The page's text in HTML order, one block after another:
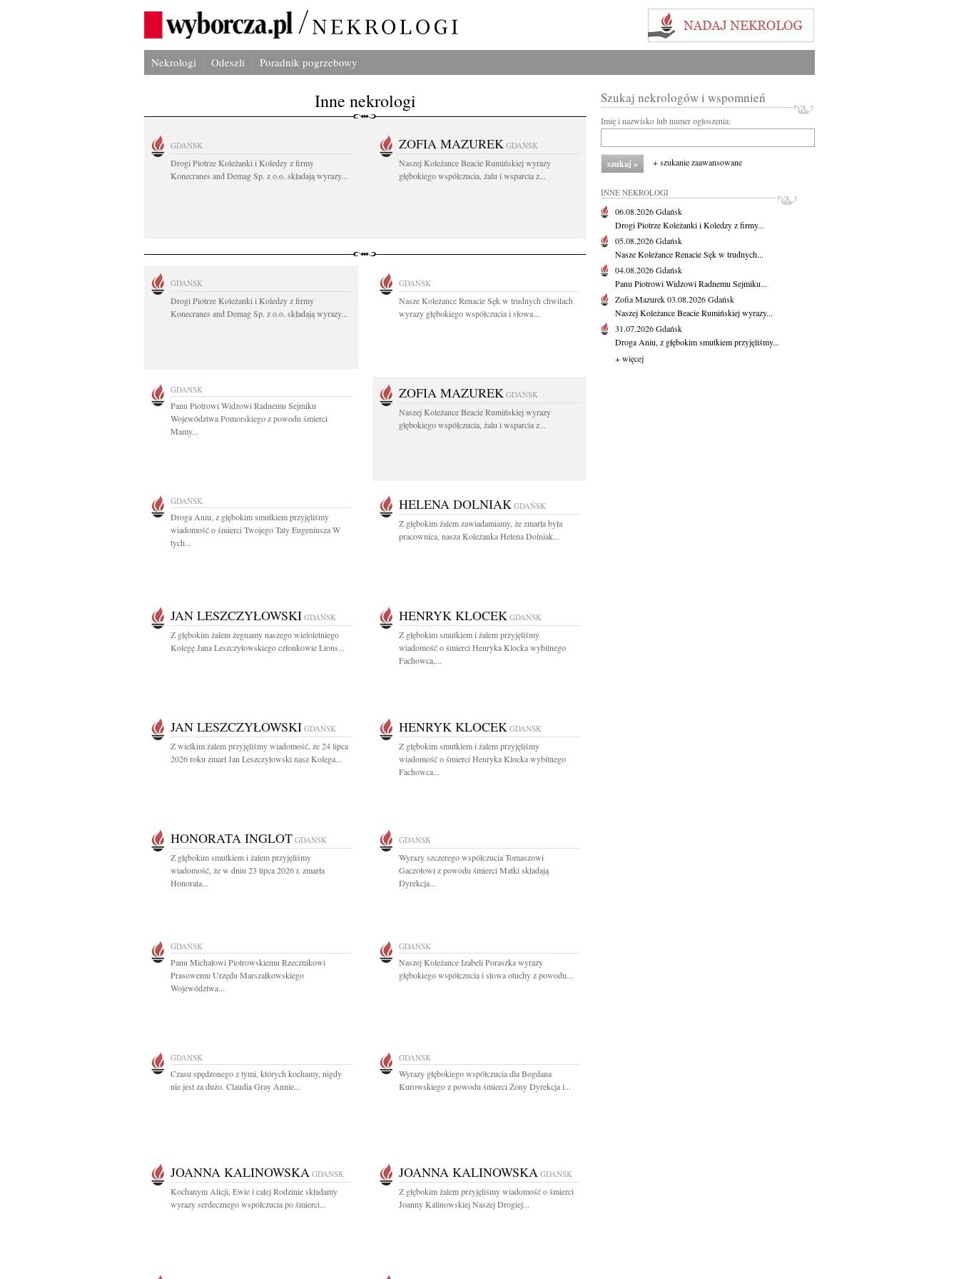
Nekrologi Odeszli Poradnik pogrzebowy
Inne nekrologi
GDAŃSK
Drogi Piotrze Koleżanki i Koledzy z firmy
Konecranes and Demag Sp. z o.o. składają wyrazy...
ZOFIA MAZUREK GDAŃSK
Naszej Koleżance Beacie Rumińskiej wyrazy
głębokiego współczucia, żalu i wsparcia z...
GDAŃSK
Drogi Piotrze Koleżanki i Koledzy z firmy
Konecranes and Demag Sp. z o.o. składają wyrazy...
GDAŃSK
Nasze Koleżance Renacie Sęk w trudnych chwilach
wyrazy głębokiego współczucia i słowa...
GDAŃSK
Panu Piotrowi Widzowi Radnemu Sejmiku
Województwa Pomorskiego z powodu śmierci
Mamy...
ZOFIA MAZUREK GDAŃSK
Naszej Koleżance Beacie Rumińskiej wyrazy
głębokiego współczucia, żalu i wsparcia z...
GDAŃSK
Droga Aniu, z głębokim smutkiem przyjęliśmy
wiadomość o śmierci Twojego Taty Eugeniusza W
tych...
HELENA DOLNIAK GDAŃSK
Z głębokim żalem zawiadamiamy, że zmarła była
pracownica, nasza Koleżanka Helena Dolniak...
JAN LESZCZYŁOWSKI GDAŃSK
Z głębokim żalem żegnamy naszego wieloletniego
Kolegę Jana Leszczyłowskiego członkowie Lions...
HENRYK KLOCEK GDAŃSK
Z głębokim smutkiem i żalem przyjęliśmy
wiadomość o śmierci Henryka Klocka wybitnego
Fachowca,...
JAN LESZCZYŁOWSKI GDAŃSK
Z wielkim żalem przyjęliśmy wiadomość, że 24 lipca
2026 roku zmarł Jan Leszczyłowski nasz Kolega...
HENRYK KLOCEK GDAŃSK
Z głębokim smutkiem i żalem przyjęliśmy
wiadomość o śmierci Henryka Klocka wybitnego
Fachowca...
HONORATA INGLOT GDAŃSK
Z głębokim smutkiem i żalem przyjęliśmy
wiadomość, że w dniu 23 lipca 2026 r. zmarła
Honorata...
GDAŃSK
Wyrazy szczerego współczucia Tomaszowi
Gaczołowi z powodu śmierci Matki składają
Dyrekcja...
GDAŃSK
Panu Michałowi Piotrowskiemu Rzecznikowi
Prasowemu Urzędu Marszałkowskiego
Województwa...
GDAŃSK
Naszej Koleżance Izabeli Poraszka wyrazy
głębokiego współczucia i słowa otuchy z powodu...
GDAŃSK
Czasu spędzonego z tymi, których kochamy, nigdy
nie jest za dużo. Claudia Gray Annie...
GDAŃSK
Wyrazy głębokiego współczucia dla Bogdana
Kurowskiego z powodu śmierci Żony Dyrekcja i...
JOANNA KALINOWSKA GDAŃSK
Kochanym Alicji, Ewie i całej Rodzinie składamy
wyrazy serdecznego współczucia po śmierci...
JOANNA KALINOWSKA GDAŃSK
Z głębokim żalem przyjęliśmy wiadomość o śmierci
Joanny Kalinowskiej Naszej Drogiej...
Szukaj nekrologów i wspomnień
Imię i nazwisko lub numer ogłoszenia:
+ szukanie zaawansowane
INNE NEKROLOGI
06.08.2026Gdańsk
Drogi Piotrze Koleżanki i Koledzy z firmy...
05.08.2026Gdańsk
Nasze Koleżance Renacie Sęk w trudnych...
04.08.2026Gdańsk
Panu Piotrowi Widzowi Radnemu Sejmiku...
Zofia Mazurek03.08.2026Gdańsk
Naszej Koleżance Beacie Rumińskiej wyrazy...
31.07.2026Gdańsk
Droga Aniu, z głębokim smutkiem przyjęliśmy...
+ więcej